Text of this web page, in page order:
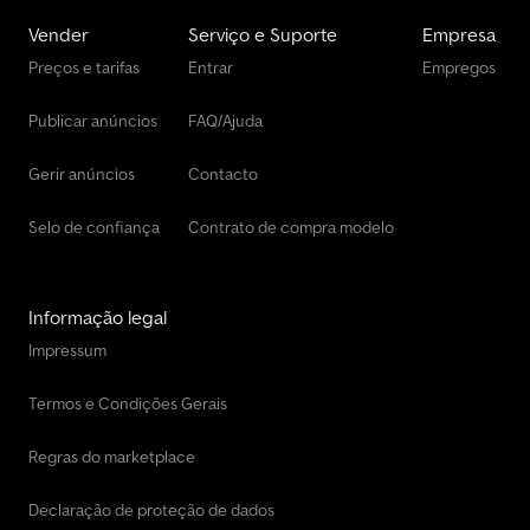
Vender
Preços e tarifas
Publicar anúncios
Gerir anúncios
Selo de confiança
Serviço e Suporte
Entrar
FAQ/Ajuda
Contacto
Contrato de compra modelo
Empresa
Empregos
Informação legal
Impressum
Termos e Condições Gerais
Regras do marketplace
Declaração de proteção de dados